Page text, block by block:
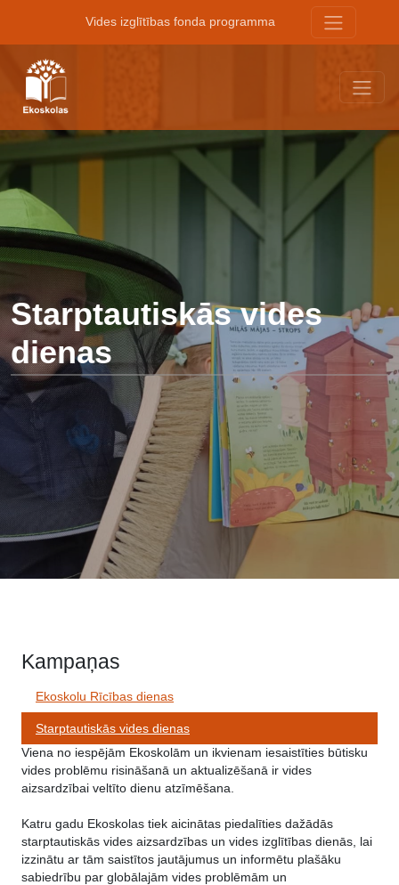
Vides izglītības fonda programma
Starptautiskās vides
dienas
Kampaņas
Ekoskolu Rīcības dienas
Starptautiskās vides dienas
Viena no iespējām Ekoskolām un ikvienam iesaistīties būtisku
vides problēmu risināšanā un aktualizēšanā ir vides
aizsardzībai veltīto dienu atzīmēšana.
Katru gadu Ekoskolas tiek aicinātas piedalīties dažādās
starptautiskās vides aizsardzības un vides izglītības dienās, lai
izzinātu ar tām saistītos jautājumus un informētu plašāku
sabiedrību par globālajām vides problēmām un